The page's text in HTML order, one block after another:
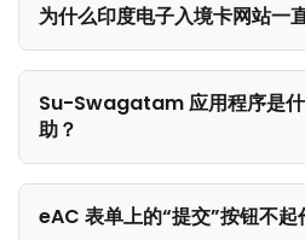
为什么印度电子入境卡网站一
Su-Swagatam 应用程序是
助？
eAC 表单上的“提交”按钮不起